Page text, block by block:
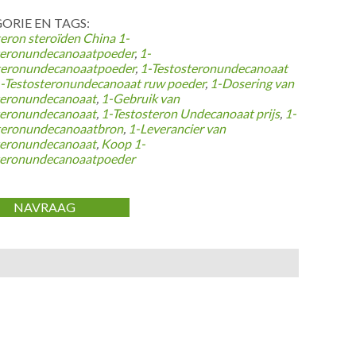
EN TAGS:
steroïden China 1-
, 1-
, 1-Testosteronundecanoaat
Testosteronundecanoaat ruw poeder, 1-Dosering van
, 1-Gebruik van
, 1-Testosteron Undecanoaat prijs, 1-
, 1-Leverancier van
, Koop 1-
NAVRAAG